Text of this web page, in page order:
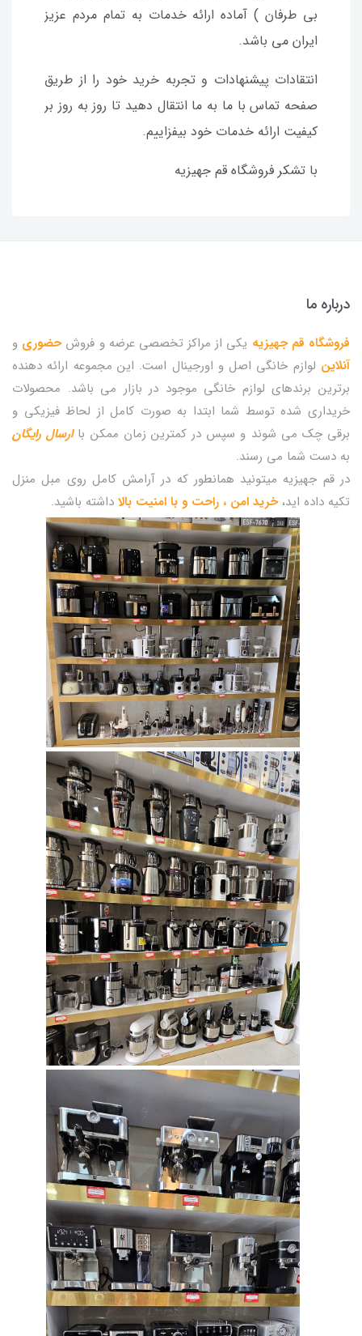
بی طرفان ) آماده ارائه خدمات به تمام مردم عزیز
ایران می باشد.
انتقادات پیشنهادات و تجربه خرید خود را از طریق
صفحه تماس با ما به ما انتقال دهید تا روز به روز بر
کیفیت ارائه خدمات خود بیفزاییم‌.
با تشکر فروشگاه قم جهیزیه
درباره ما
فروشگاه قم جهیزیه یکی از مراکز تخصصی عرضه و فروشحضوری و
آنلاین لوازم خانگی اصل و اورجینال است. این مجموعه ارائه دهنده
برترین برندهای لوازم خانگی موجود در بازار می باشد. محصولات
خریداری شده توسط شما ابتدا به صورت کامل از لحاظ فیزیکی و
برقی چک می شوند و سپس در کمترین زمان ممکن با ارسال رایگان
به دست شما می رسند.
در قم جهیزیه میتونید همانطور که در آرامش کامل روی مبل منزل
تکیه داده اید،خرید امن ، راحت و با امنیت بالا داشته باشید.